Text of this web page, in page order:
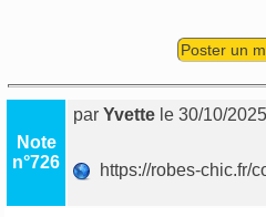
Poster un
Note
n°726
parYvette le 30/10/
https://robes-chic.fr/